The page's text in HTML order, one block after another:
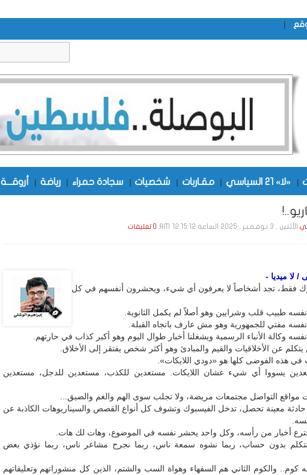
|
| «لا» 21 السياسي | مقـاربات | شخصيات | سجادة حمراء | رياضة | أروقـــة
الأثنين , 3 نـوفـمـبـر , 2025 الساعة 12:15:12 AM 0 تعليقات
/ لا ميديا -
فقط، تجد أشخاصاً لا يعرفون أي شيء، ويحشرون أنفسهم في كل
طبيب قلب وشرايين وهو أصلاً لم يكمل الثانوية.
مفتي للجمهورية وهو مش عارف باتجاه القبلة.
وكالة الأنباء الرسمية ويشغلنا أخبار طوال اليوم وهو أكبر كذاب في حارتهم.
عن الأخلاقيات والقيم والمبادئ وهو أكثر شخص يفتقر إلى الأخلاق.
في هذه الفوضى كلها هو «دودي اللايكات».
يسووا أي شيء عشان اللايكات. مستعدين للكذب، مستعدين للدجل، مستعدين
التواصل مجتمعات مريضة، ولا تجلب سوى الهم والغم والضيق...
معينة تحصل، تدخل الفيسبوك وتشوف كل أنواع القصص والسيناريوهات الكاذبة عن
أخبار من رأسه، وكل واحد يحشر نفسه في الموضوع، وهات لك هات.
بدون حساب، ربما نشوه سمعة ناس، ربما نجرح مشاعر ناس، ربما نؤذي بعض
كوم.. والكوم الثاني هم السفهاء وهواة السب والشتم، الذين كل منشوراتهم وتعليقاتهم